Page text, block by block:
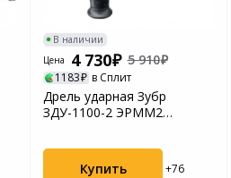
В наличии
Цена
4 730 5 910
1183 в Сплит
Дрель ударная Зубр
ЗДУ-1100-2 ЭРММ2
Купить +76